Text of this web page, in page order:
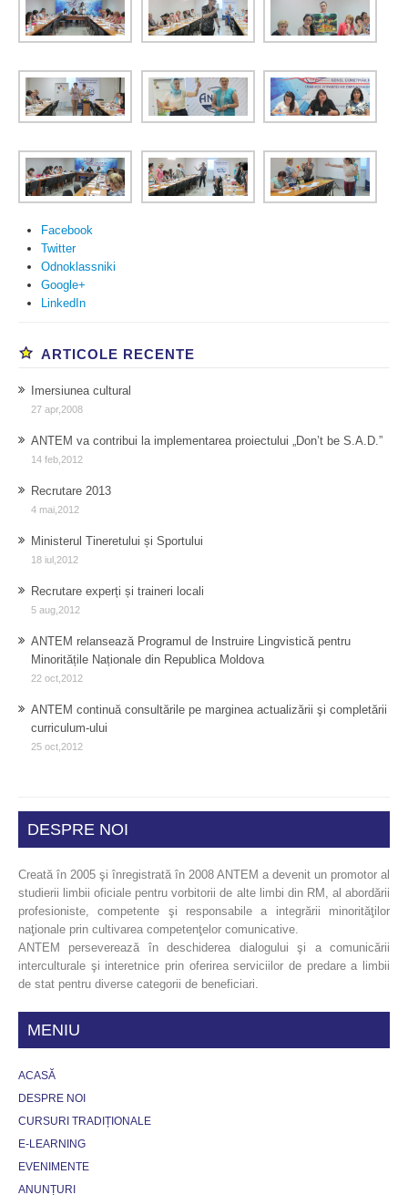
Facebook
Twitter
Odnoklassniki
Google+
LinkedIn
ARTICOLE RECENTE
Imersiunea cultural
27 apr,2008
ANTEM va contribui la implementarea proiectului „Don’t be S.A.D.”
14 feb,2012
Recrutare 2013
4 mai,2012
Ministerul Tineretului și Sportului
18 iul,2012
Recrutare experți și traineri locali
5 aug,2012
ANTEM relansează Programul de Instruire Lingvistică pentru
Minoritățile Naționale din Republica Moldova
22 oct,2012
ANTEM continuă consultările pe marginea actualizării şi completării
curriculum-ului
25 oct,2012
DESPRE NOI
Creată în 2005 şi înregistrată în 2008 ANTEM a devenit un promotor al
studierii limbii oficiale pentru vorbitorii de alte limbi din RM, al abordării
profesioniste, competente şi responsabile a integrării minorităţilor
naţionale prin cultivarea competenţelor comunicative.
ANTEM perseverează în deschiderea dialogului şi a comunicării
interculturale şi interetnice prin oferirea serviciilor de predare a limbii
de stat pentru diverse categorii de beneficiari.
MENIU
ACASĂ
DESPRE NOI
CURSURI TRADIȚIONALE
E-LEARNING
EVENIMENTE
ANUNȚURI